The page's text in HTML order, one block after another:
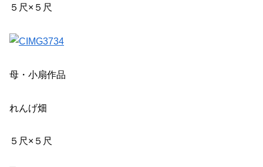
５尺×５尺
母・小扇作品
れんげ畑
５尺×５尺